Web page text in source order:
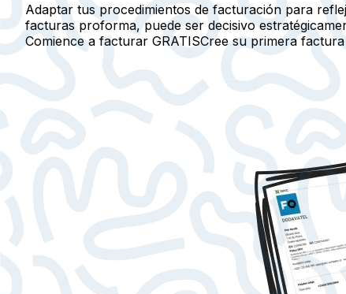
Adaptar tus procedimientos de facturación para
facturas proforma, puede ser decisivo
Comience a facturar GRATISCree su primera